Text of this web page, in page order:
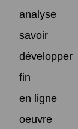
analyse
savoir
développer
fin
en ligne
oeuvre